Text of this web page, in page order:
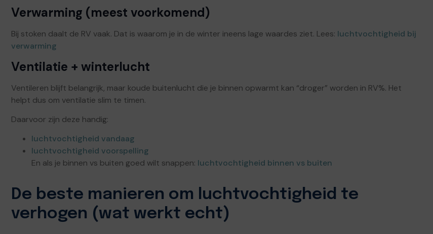
Verwarming (meest voorkomend)
Bij stoken daalt de RV vaak. Dat is waarom je in de winter ineens lage waardes ziet. Lees: luchtvochtigheid bij
verwarming
Ventilatie + winterlucht
Ventileren blijft belangrijk, maar koude buitenlucht die je binnen opwarmt kan “droger” worden in RV%. Het
helpt dus om ventilatie slim te timen.
Daarvoor zijn deze handig:
luchtvochtigheid vandaag
luchtvochtigheid voorspelling
En als je binnen vs buiten goed wilt snappen: luchtvochtigheid binnen vs buiten
De beste manieren om luchtvochtigheid te
verhogen (wat werkt echt)